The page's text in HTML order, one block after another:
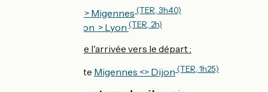
Lyon > Migennes (TER, 3h40)
Dijon > Lyon (TER, 2h)
Retour en train de l'arrivée vers le départ :
Ligne directe Migennes <> Dijon (TER, 1h25)